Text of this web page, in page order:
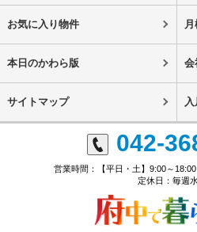
お気に入り物件
本日のかわら版 会
サイトマップ
042-
営業時間：【平日・土】9:00～
定休日：毎週